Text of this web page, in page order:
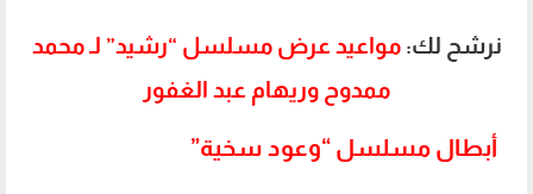
نرشح لك:مواعيد عرض مسلسل “رشيد” لـ محمد
ممدوح وريهام عبد الغفور
أبطال مسلسل “وعود سخية”